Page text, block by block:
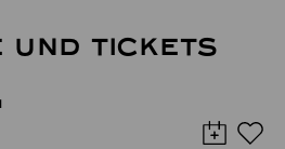
UND TICKETS